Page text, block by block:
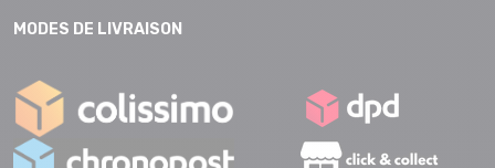
MODES DE LIVRAISON